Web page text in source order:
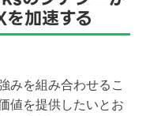
加速する
みを組み合わせるこ
値を提供したいとお